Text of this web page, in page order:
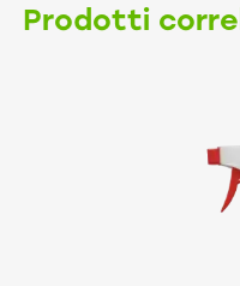
Prodotti